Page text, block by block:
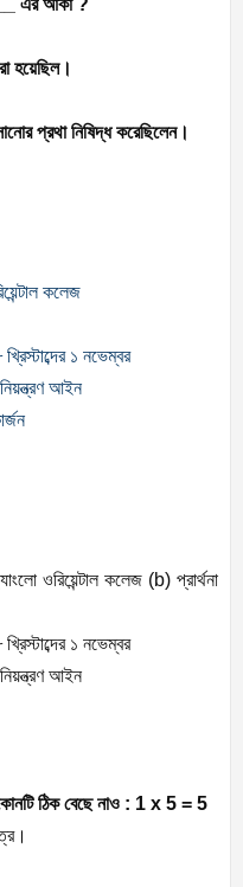
এর আঁকা ?
হয়েছিল।
প্রথা নিষিদ্ধ করেছিলেন।
কলেজ
১ নভেম্বর
আইন
কলেজ (b) প্রার্থনা
১ নভেম্বর
আইন
ঠিক বেছে নাও : 1 x 5 = 5